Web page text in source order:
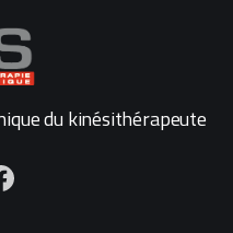
du kinésithérapeute